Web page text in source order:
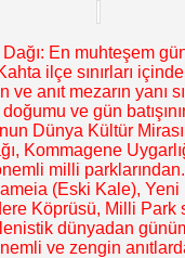
Dağı: En muhteşem
ilçe sınırları
anıt mezarın yanı
ve gün
Dünya Kültür
Kommagene
milli
(Eski Kale),
Köprüsü, Milli Park
dünyadan
ve zengin